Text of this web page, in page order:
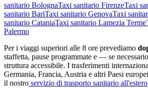
sanitario BolognaTaxi sanitario FirenzeTaxi
sanitario BariTaxi sanitario GenovaTaxi
sanitario CataniaTaxi sanitario Lamezia Terme
Palermo
Per i viaggi superiori alle 8 ore prevediamo
staffetta, pause programmate e — se
struttura accessibile. I trasferimenti
Germania, Francia, Austria e altri Paesi
il nostro servizio di trasporto sanitario all'estero